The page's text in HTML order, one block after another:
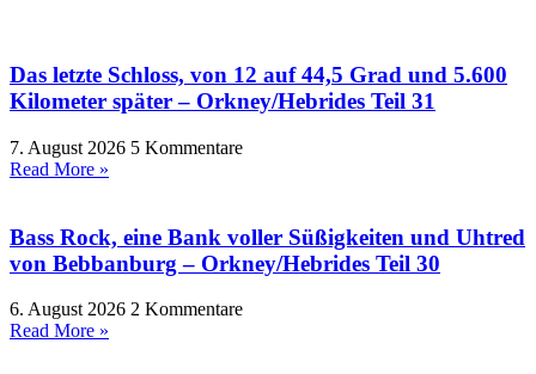
Das letzte Schloss, von 12 auf 44,5 Grad und 5.600
Kilometer später – Orkney/Hebrides Teil 31
7. August 2026 5 Kommentare
Read More »
Bass Rock, eine Bank voller Süßigkeiten und Uhtred
von Bebbanburg – Orkney/Hebrides Teil 30
6. August 2026 2 Kommentare
Read More »